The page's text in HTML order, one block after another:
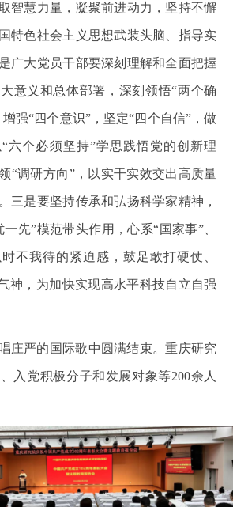
智慧力量，凝聚前进动力，坚持不懈
特色社会主义思想武装头脑、指导实
广大党员干部要深刻理解和全面把握
意义和总体部署，深刻领悟“两个确
强“四个意识”，坚定“四个自信”，做
六个必须坚持”学思践悟党的创新理
“调研方向”，以实干实效交出高质量
三是要坚持传承和弘扬科学家精神，
先”模范带头作用，心系“国家事”、
不我待的紧迫感，鼓足敢打硬仗、
神，为加快实现高水平科技自立自强
庄严的国际歌中圆满结束。重庆研究
入党积极分子和发展对象等200余人